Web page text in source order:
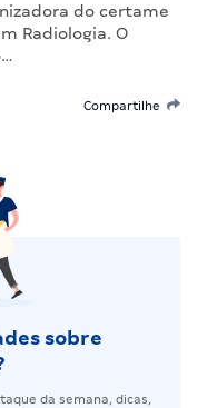
do certame
Radiologia. O
Compartilhe
sobre
da semana, dicas,